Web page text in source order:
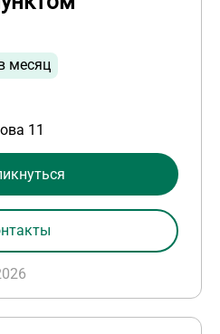
месяц
11